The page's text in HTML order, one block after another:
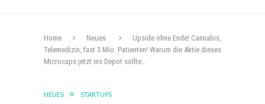
Home Neues
Upside ohne Ende! Cannabis,
Telemedizin, fast 3 Mio. Patienten! Warum die Aktie dieses
Microcaps jetzt ins Depot sollte…
NEUES STARTUPS